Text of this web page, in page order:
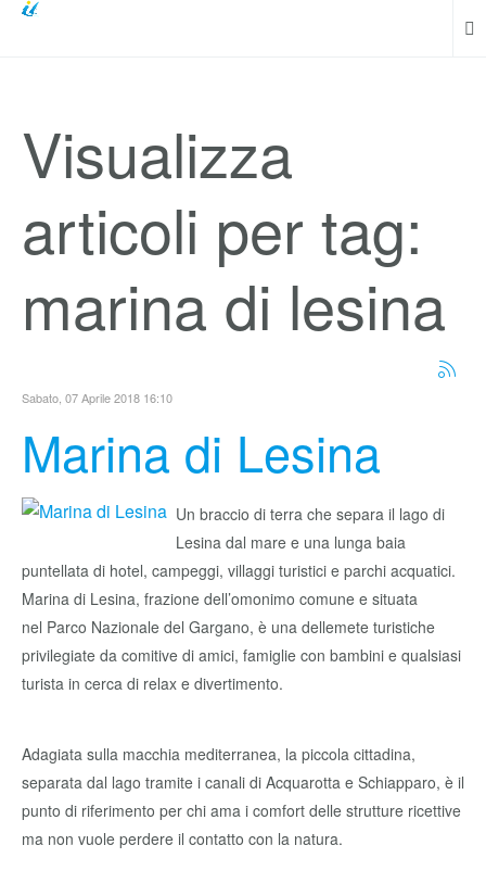
Visualizza
articoli per tag:
marina di lesina
Sabato, 07 Aprile 2018 16:10
Marina di Lesina
Un braccio di terra che separa il lago di
Lesina dal mare e una lunga baia
puntellata di hotel, campeggi, villaggi turistici e parchi acquatici.
Marina di Lesina, frazione dell’omonimo comune e situata
nel Parco Nazionale del Gargano, è una dellemete turistiche
privilegiate da comitive di amici, famiglie con bambini e qualsiasi
turista in cerca di relax e divertimento.
Adagiata sulla macchia mediterranea, la piccola cittadina,
separata dal lago tramite i canali di Acquarotta e Schiapparo, è il
punto di riferimento per chi ama i comfort delle strutture ricettive
ma non vuole perdere il contatto con la natura.